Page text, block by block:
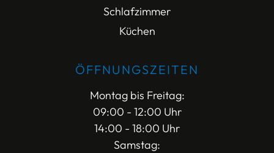
Schlafzimmer
Küchen
ÖFFNUNGSZEITEN
Montag bis Freitag:
09:00 - 12:00 Uhr
14:00 - 18:00 Uhr
Samstag: